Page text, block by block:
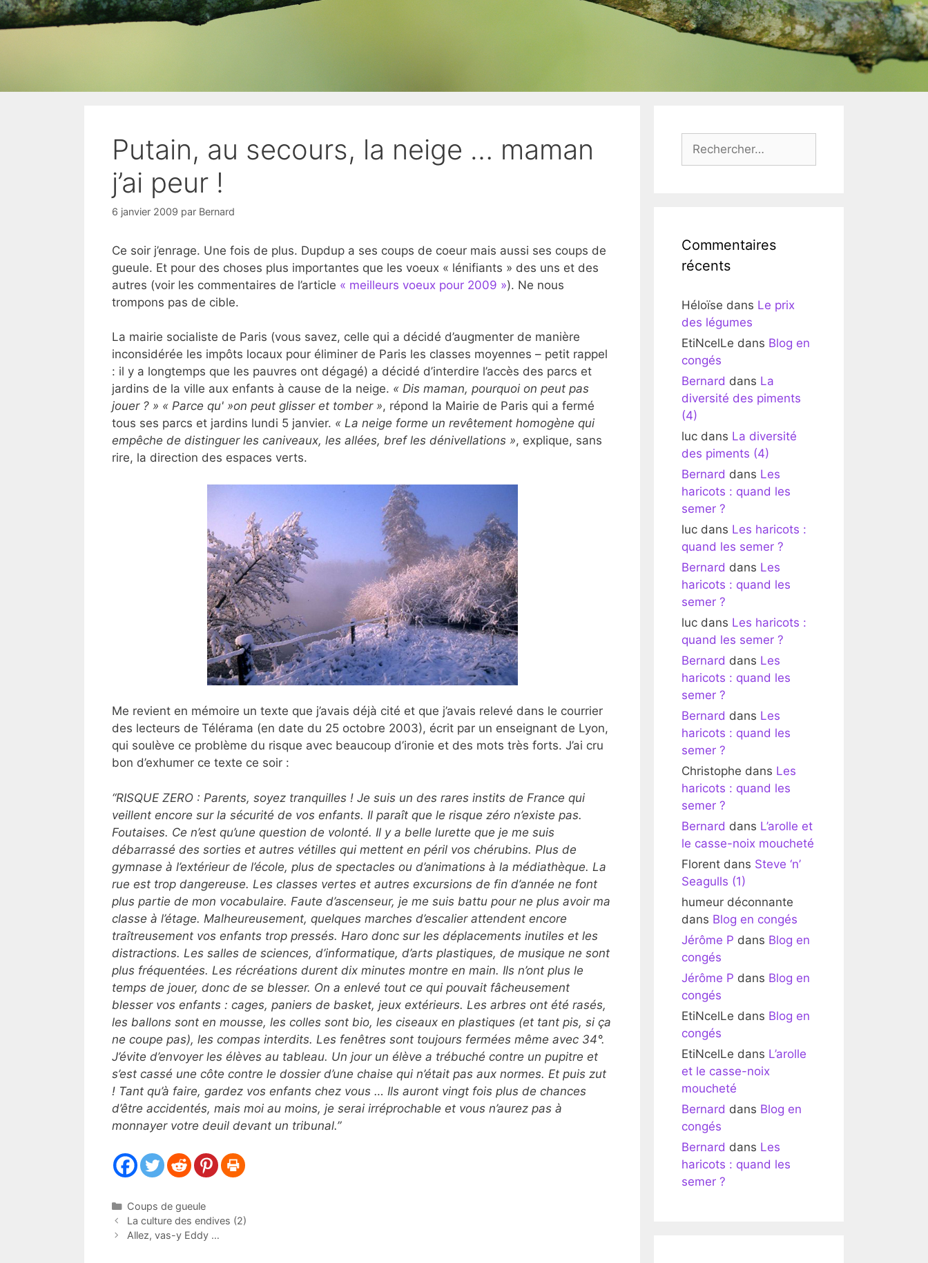
Putain, au secours, la neige … maman
j’ai peur !
6 janvier 2009 par Bernard
Ce soir j’enrage. Une fois de plus. Dupdup a ses coups de coeur mais aussi ses coups de
gueule. Et pour des choses plus importantes que les voeux « lénifiants » des uns et des
autres (voir les commentaires de l’article « meilleurs voeux pour 2009 »). Ne nous
trompons pas de cible.
La mairie socialiste de Paris (vous savez, celle qui a décidé d’augmenter de manière
inconsidérée les impôts locaux pour éliminer de Paris les classes moyennes – petit rappel
: il y a longtemps que les pauvres ont dégagé) a décidé d’interdire l’accès des parcs et
jardins de la ville aux enfants à cause de la neige. « Dis maman, pourquoi on peut pas
jouer ? » « Parce qu' »on peut glisser et tomber », répond la Mairie de Paris qui a fermé
tous ses parcs et jardins lundi 5 janvier. « La neige forme un revêtement homogène qui
empêche de distinguer les caniveaux, les allées, bref les dénivellations », explique, sans
rire, la direction des espaces verts.
Me revient en mémoire un texte que j’avais déjà cité et que j’avais relevé dans le courrier
des lecteurs de Télérama (en date du 25 octobre 2003), écrit par un enseignant de Lyon,
qui soulève ce problème du risque avec beaucoup d’ironie et des mots très forts. J’ai cru
bon d’exhumer ce texte ce soir :
“RISQUE ZERO : Parents, soyez tranquilles ! Je suis un des rares instits de France qui
veillent encore sur la sécurité de vos enfants. Il paraît que le risque zéro n’existe pas.
Foutaises. Ce n’est qu’une question de volonté. Il y a belle lurette que je me suis
débarrassé des sorties et autres vétilles qui mettent en péril vos chérubins. Plus de
gymnase à l’extérieur de l’école, plus de spectacles ou d’animations à la médiathèque. La
rue est trop dangereuse. Les classes vertes et autres excursions de fin d’année ne font
plus partie de mon vocabulaire. Faute d’ascenseur, je me suis battu pour ne plus avoir ma
classe à l’étage. Malheureusement, quelques marches d’escalier attendent encore
traîtreusement vos enfants trop pressés. Haro donc sur les déplacements inutiles et les
distractions. Les salles de sciences, d’informatique, d’arts plastiques, de musique ne sont
plus fréquentées. Les récréations durent dix minutes montre en main. Ils n’ont plus le
temps de jouer, donc de se blesser. On a enlevé tout ce qui pouvait fâcheusement
blesser vos enfants : cages, paniers de basket, jeux extérieurs. Les arbres ont été rasés,
les ballons sont en mousse, les colles sont bio, les ciseaux en plastiques (et tant pis, si ça
ne coupe pas), les compas interdits. Les fenêtres sont toujours fermées même avec 34°.
J’évite d’envoyer les élèves au tableau. Un jour un élève a trébuché contre un pupitre et
s’est cassé une côte contre le dossier d’une chaise qui n’était pas aux normes. Et puis zut
! Tant qu’à faire, gardez vos enfants chez vous … Ils auront vingt fois plus de chances
d’être accidentés, mais moi au moins, je serai irréprochable et vous n’aurez pas à
monnayer votre deuil devant un tribunal.”
Catégories
Coups de gueule
La culture des endives (2)
Allez, vas-y Eddy …
Commentaires
récents
Héloïse dans Le prix
des légumes
EtiNcelLe dans Blog en
congés
Bernard dans La
diversité des piments
(4)
luc dans La diversité
des piments (4)
Bernard dans Les
haricots : quand les
semer ?
luc dans Les haricots :
quand les semer ?
Bernard dans Les
haricots : quand les
semer ?
luc dans Les haricots :
quand les semer ?
Bernard dans Les
haricots : quand les
semer ?
Bernard dans Les
haricots : quand les
semer ?
Christophe dans Les
haricots : quand les
semer ?
Bernard dans L’arolle et
le casse-noix moucheté
Florent dans Steve ‘n’
Seagulls (1)
humeur déconnante
dans Blog en congés
Jérôme P dans Blog en
congés
Jérôme P dans Blog en
congés
EtiNcelLe dans Blog en
congés
EtiNcelLe dans L’arolle
et le casse-noix
moucheté
Bernard dans Blog en
congés
Bernard dans Les
haricots : quand les
semer ?